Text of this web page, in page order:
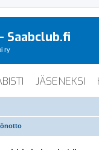
Saabclub.fi
ry
JÄSENEKSI